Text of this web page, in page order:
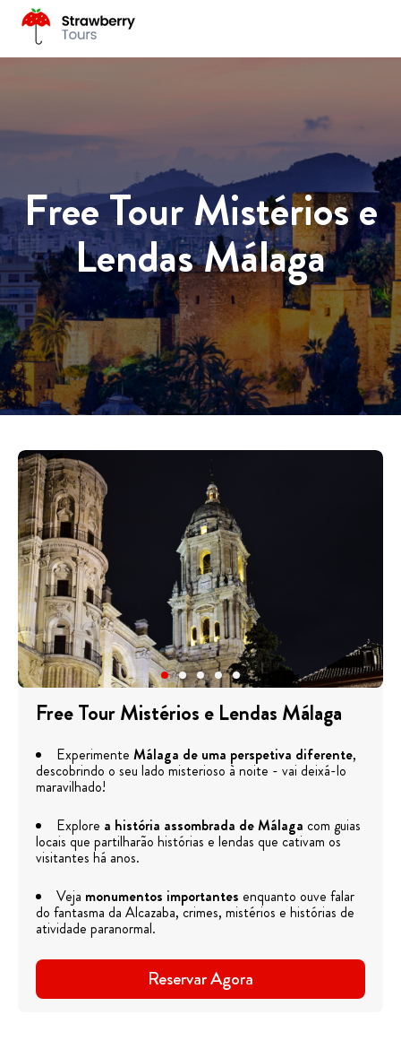
Free Tour Mistérios e
Lendas Málaga
Free Tour Mistérios e Lendas Málaga
Experimente Málaga de uma perspetiva diferente,
descobrindo o seu lado misterioso à noite - vai deixá-lo
maravilhado!
Explore a história assombrada de Málaga com guias
locais que partilharão histórias e lendas que cativam os
visitantes há anos.
Veja monumentos importantes enquanto ouve falar
do fantasma da Alcazaba, crimes, mistérios e histórias de
atividade paranormal.
Reservar Agora